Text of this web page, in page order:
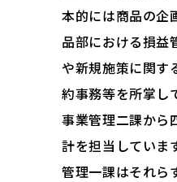
本的には商品の企
品部における損益
や新規施策に関す
約事務等を所掌し
事業管理二課から
計を担当していま
管理一課はそれら